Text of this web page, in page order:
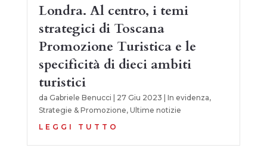
Londra. Al centro, i temi
strategici di Toscana
Promozione Turistica e le
specificità di dieci ambiti
turistici
da Gabriele Benucci | 27 Giu 2023 | In evidenza,
Strategie & Promozione, Ultime notizie
LEGGI TUTTO